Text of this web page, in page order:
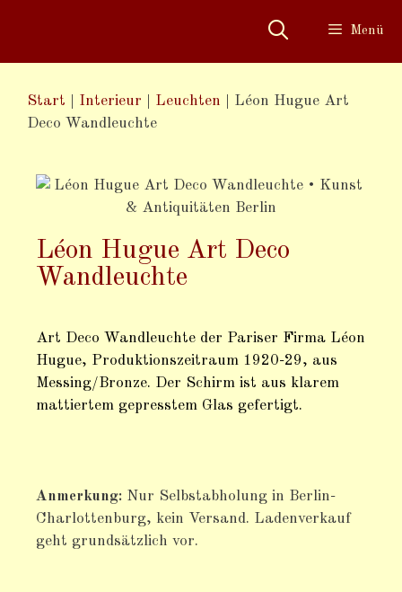
Menü
Start Interieur Leuchten
Léon Hugue Art
Deco Wandleuchte
Léon Hugue Art Deco
Wandleuchte
Art Deco Wandleuchte der Pariser Firma Léon
Hugue, Produktionszeitraum 1920-29, aus
Messing/Bronze. Der Schirm ist aus klarem
mattiertem gepresstem Glas gefertigt.
Anmerkung: Nur Selbstabholung in Berlin-
Charlottenburg, kein Versand. Ladenverkauf
geht grundsätzlich vor.